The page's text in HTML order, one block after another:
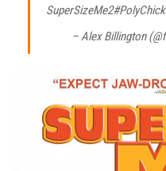
SuperSizeMe2
– Alex Billington